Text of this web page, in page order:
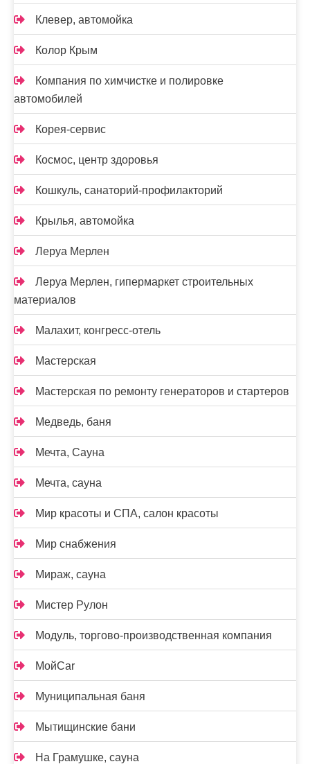
Клевер, автомойка
Колор Крым
Компания по химчистке и полировке
автомобилей
Корея-сервис
Космос, центр здоровья
Кошкуль, санаторий-профилакторий
Крылья, автомойка
Леруа Мерлен
Леруа Мерлен, гипермаркет строительных
материалов
Малахит, конгресс-отель
Мастерская
Мастерская по ремонту генераторов и стартеров
Медведь, баня
Мечта, Сауна
Мечта, сауна
Мир красоты и СПА, салон красоты
Мир снабжения
Мираж, сауна
Мистер Рулон
Модуль, торгово-производственная компания
МойCar
Муниципальная баня
Мытищинские бани
На Грамушке, сауна